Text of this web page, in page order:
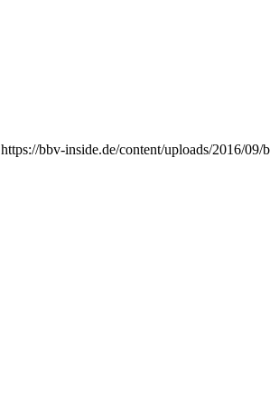
https://bbv-inside.de/content/uploads/2016/09/